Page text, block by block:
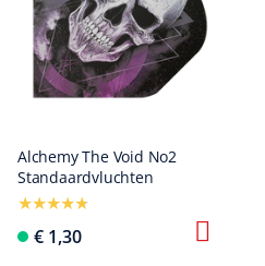
Alchemy The Void No2
Standaardvluchten
€ 1,30